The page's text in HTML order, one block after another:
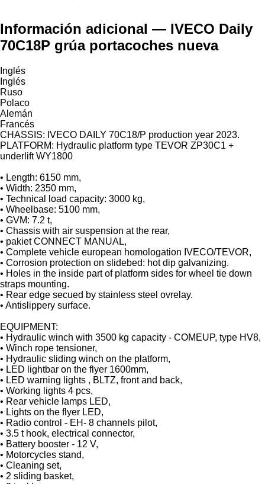
Información adicional — IVECO Daily
70C18P grúa portacoches nueva
Inglés
Inglés
Ruso
Polaco
Alemán
Francés
CHASSIS: IVECO DAILY 70C18/P production year 2023.
PLATFORM: Hydraulic platform type TEVOR ZP30C1 +
underlift WY1800
• Length: 6150 mm,
• Width: 2350 mm,
• Technical load capacity: 3000 kg,
• Wheelbase: 5100 mm,
• GVM: 7.2 t,
• Chassis with air suspension at the rear,
• pakiet CONNECT MANUAL,
• Complete vehicle european homologation IVECO/TEVOR,
• Corrosion protection on slidebed: hot dip galvanizing.
• Holes in the inside part of platform sides for wheel tie down
straps mounting.
• Rear edge secued by stainless steel ovrelay.
• Antislippery surface.
EQUIPMENT:
• Hydraulic winch with 3500 kg capacity - COMEUP, type HV8,
• Winch rope tensioner,
• Hydraulic sliding winch on the platform,
• LED lightbar on the flyer 1600mm,
• LED warning lights , BLTZ, front and back,
• Working lights 4 pcs,
• Rear vehicle lamps LED,
• Lights on the flyer LED,
• Radio control - EH- 8 channels pilot,
• 3.5 t hook, electrical connector,
• Battery booster - 12 V,
• Motorcycles stand,
• Cleaning set,
• 2 sliding basket,